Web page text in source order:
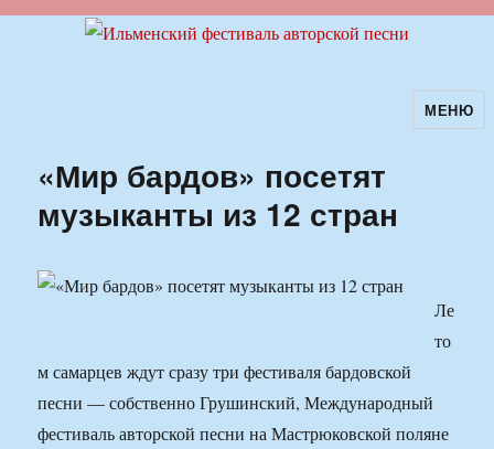
Ильменский фестиваль авторскойМЕНЮ
«Мир бардов» посетят
музыканты из 12 стран
Ле
то
м самарцев ждут сразу три фестиваля бардовской
песни — собственно Грушинский, Международный
фестиваль авторской песни на Мастрюковской поляне